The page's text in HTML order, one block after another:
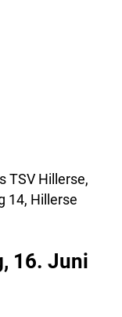
TSV Hillerse,
14, Hillerse
16. Juni